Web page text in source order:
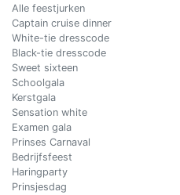
Alle feestjurken
Captain cruise dinner
White-tie dresscode
Black-tie dresscode
Sweet sixteen
Schoolgala
Kerstgala
Sensation white
Examen gala
Prinses Carnaval
Bedrijfsfeest
Haringparty
Prinsjesdag